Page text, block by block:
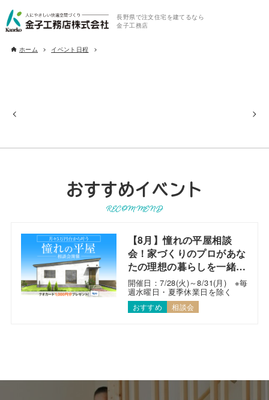
長野県で注文住宅を建てるなら
金子工務店
ホーム イベント日程
おすすめイベント
RECOMMEND
【8月】憧れの平屋相談
会！家づくりのプロがあな
たの理想の暮らしを一緒に
考えます！
開催日：7/28(火)～8/31(月) ※毎
週水曜日・夏季休業日を除く
おすすめ 相談会